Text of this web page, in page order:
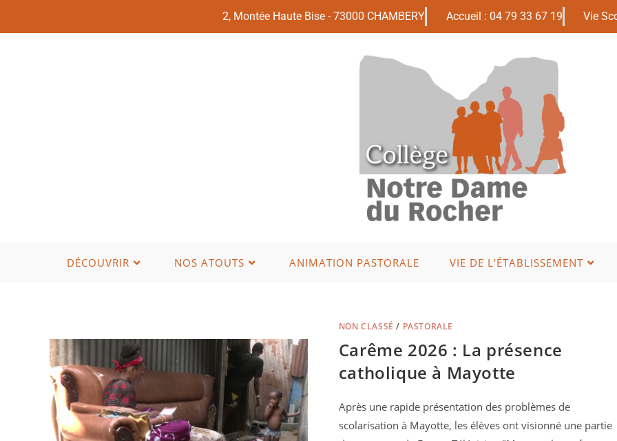
2, Montée Haute Bise - 73000 CHAMBERY Accueil : 04 79 33 67 19 Vie
DÉCOUVRIR NOS ATOUTS ANIMATION PASTORALE VIE DE L’ÉTABLISSEMENT
NON CLASSÉ / PASTORALE
Carême 2026 : La présence
catholique à Mayotte
Après une rapide présentation des problèmes de
scolarisation à Mayotte, les élèves ont visionné une partie